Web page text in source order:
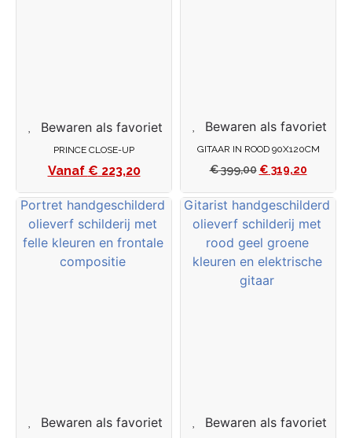
Bewaren als favoriet
PRINCE CLOSE-UP
€ 223,20
Bewaren als favoriet
GITAAR IN ROOD 90X120CM
€399,00 € 319,20
Bewaren als favoriet Bewaren als favoriet